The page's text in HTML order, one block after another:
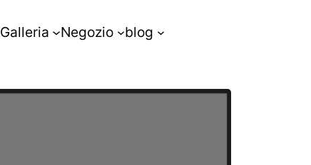
Galleria Negozio blog